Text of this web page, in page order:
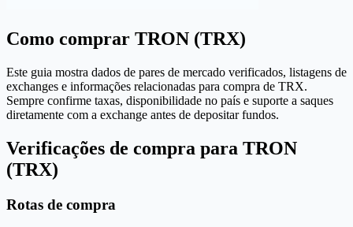
Como comprar TRON (TRX)
Este guia mostra dados de pares de mercado verificados, listagens de
exchanges e informações relacionadas para compra de TRX.
Sempre confirme taxas, disponibilidade no país e suporte a saques
diretamente com a exchange antes de depositar fundos.
Verificações de compra para TRON
(TRX)
Rotas de compra